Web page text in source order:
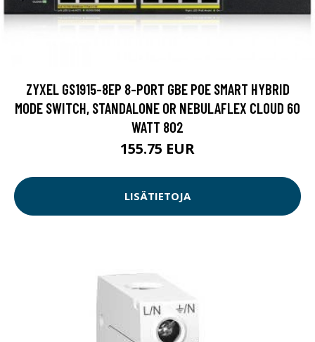
ZYXEL GS1915-8EP 8-PORT GBE POE SMART HYBRID
MODE SWITCH, STANDALONE OR NEBULAFLEX CLOUD 60
WATT 802
155.75 EUR
LISÄTIETOJA